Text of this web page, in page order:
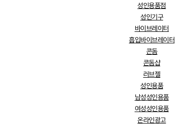
성인용품점
성인기구
바이브레이터
흡입바이브레이터
콘돔
콘돔샵
러브젤
성인용품
남성성인용품
여성성인용품
온라인광고